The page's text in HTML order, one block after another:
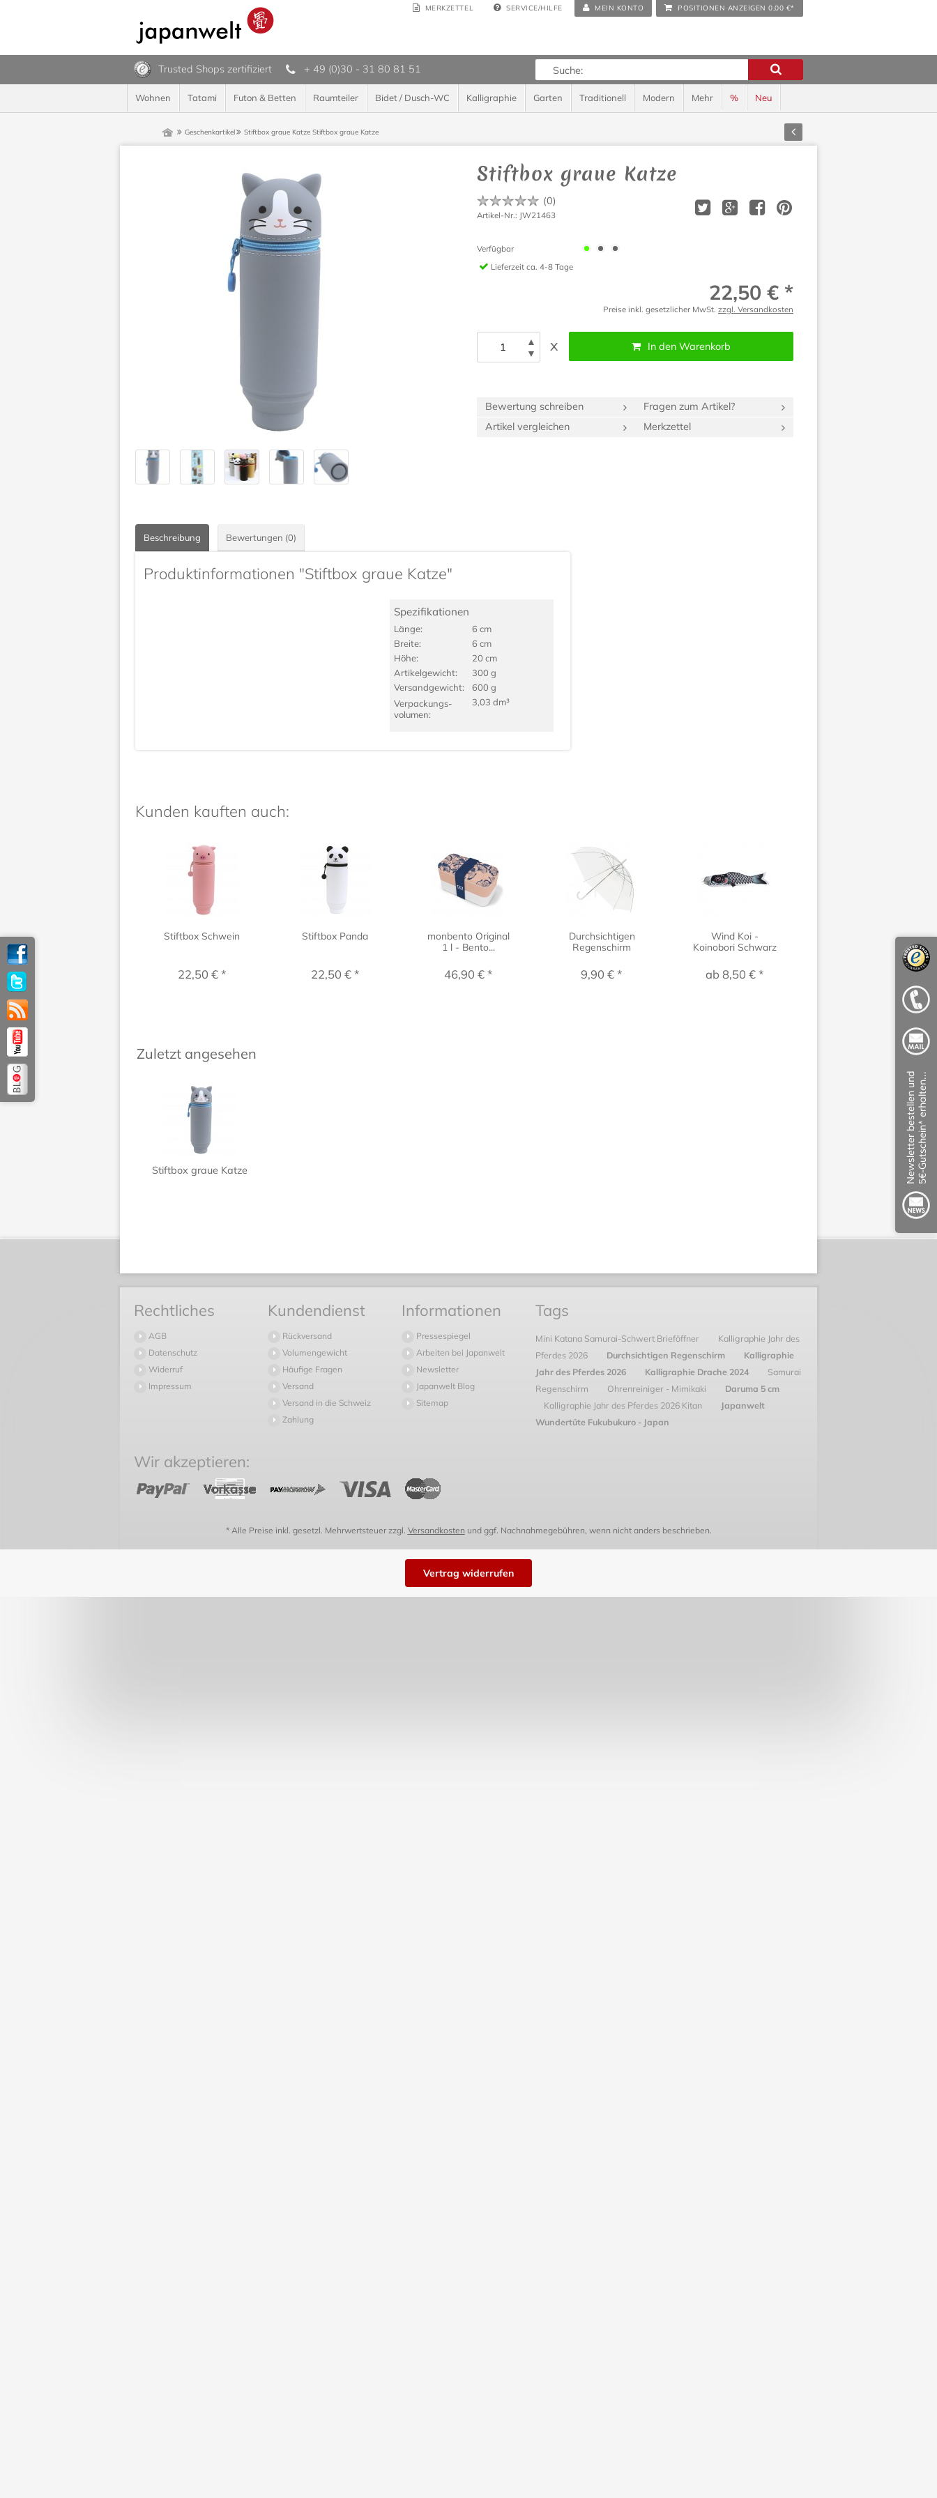
MERKZETTEL SERVICE/HILFE MEIN KONTO POSITIONEN ANZEIGEN 0,00 €*
Trusted Shops zertifiziert + 49 (0)30 - 31 80 81 51
Wohnen Tatami Futon & Betten Raumteiler Bidet / Dusch-WC Kalligraphie Garten Traditionell Modern Mehr % Neu
Geschenkartikel Stiftbox graue Katze Stiftbox graue Katze Zurück
Stiftbox graue Katze
(0)
Artikel-Nr.: JW21463
Verfügbar
Lieferzeit ca. 4-8 Tage
22,50 € *
Preise inkl. gesetzlicher MwSt. zzgl. Versandkosten
▲
▼
x In den Warenkorb
Bewertung schreiben
Fragen zum Artikel?
Artikel vergleichen
Merkzettel
Beschreibung Bewertungen (0)
Produktinformationen "Stiftbox graue Katze"
Spezifikationen
Länge:
6 cm
Breite:
6 cm
Höhe:
20 cm
Artikel­gewicht:
300 g
Versand­gewicht:
600 g
Verpackungs­
volumen:
3,03 dm³
Kunden kauften auch:
Stiftbox Schwein
22,50 € *
Stiftbox Panda
22,50 € *
monbento Original
1 l - Bento...
46,90 € *
Durchsichtigen
Regenschirm
9,90 € *
Wind Koi -
Koinobori Schwarz
ab 8,50 € *
Zuletzt angesehen
Stiftbox graue Katze
Rechtliches
AGB
Datenschutz
Widerruf
Impressum
Kundendienst
Rückversand
Volumengewicht
Häufige Fragen
Versand
Versand in die Schweiz
Zahlung
Informationen
Pressespiegel
Arbeiten bei Japanwelt
Newsletter
Japanwelt Blog
Sitemap
Tags
Mini Katana Samurai-Schwert Brieföffner
Kalligraphie Jahr des
Pferdes 2026
Durchsichtigen Regenschirm
Kalligraphie
Jahr des Pferdes 2026
Kalligraphie Drache 2024
Samurai
Regenschirm
Ohrenreiniger - Mimikaki
Daruma 5 cm
Kalligraphie Jahr des Pferdes 2026 Kitan
Japanwelt
Wundertüte Fukubukuro - Japan
Wir akzeptieren:
* Alle Preise inkl. gesetzl. Mehrwertsteuer zzgl. Versandkosten und ggf. Nachnahmegebühren, wenn nicht anders beschrieben.
Vertrag widerrufen